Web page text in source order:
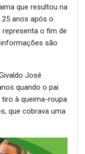
feira, 25/09, de
que resultou na
anos após o
o fim de
são
José
quando o pai
à queima-roupa
que cobrava uma